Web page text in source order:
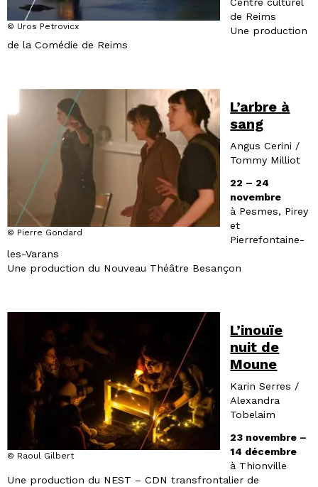
© Uros Petrovicx
de Reims
Une production
de la Comédie de Reims
© Pierre Gondard
L’arbre à
sang
Angus Cerini /
Tommy Milliot
22 – 24
novembre
à Pesmes, Pirey
et
Pierrefontaine-
les-Varans
Une production du Nouveau Théâtre Besançon
© Raoul Gilbert
L’inouïe
nuit de
Moune
Karin Serres /
Alexandra
Tobelaim
23 novembre –
14 décembre
à Thionville
Une production du NEST – CDN transfrontalier de